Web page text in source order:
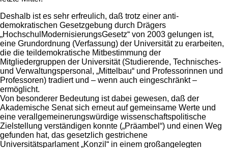
Deshalb ist es sehr erfreulich, daß trotz einer anti-
demokratischen Gesetzgebung durch Drägers
„HochschulModernisierungsGesetz“ von 2003 gelungen ist,
eine Grundordnung (Verfassung) der Universität zu erarbeiten,
die die teildemokratische Mitbestimmung der
Mitgliedergruppen der Universität (Studierende, Technisches-
und Verwaltungspersonal, „Mittelbau“ und Professorinnen und
Professoren) tradiert und – wenn auch eingeschränkt –
ermöglicht.
Von besonderer Bedeutung ist dabei gewesen, daß der
Akademische Senat sich erneut auf gemeinsame Werte und
eine verallgemeinerungswürdige wissenschaftspolitische
Zielstellung verständigen konnte („Präambel“) und einen Weg
gefunden hat, das gesetzlich gestrichene
Universitätsparlament „Konzil“ in einem großangelegten